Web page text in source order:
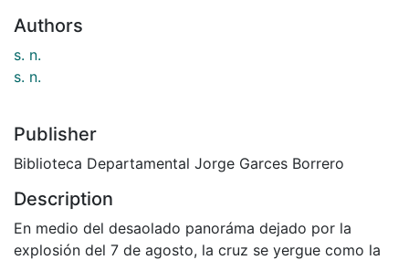
Authors
s. n.
s. n.
Publisher
Biblioteca Departamental Jorge Garces Borrero
Description
En medio del desaolado panoráma dejado por la
explosión del 7 de agosto, la cruz se yergue como la